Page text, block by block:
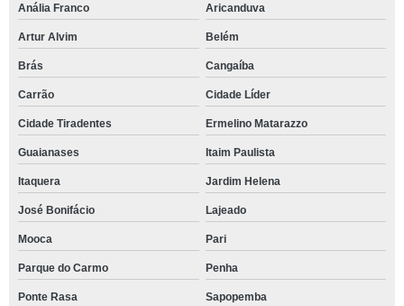
Anália Franco
Aricanduva
Artur Alvim Belém
Brás Cangaíba
Carrão Cidade Líder
Cidade Tiradentes Ermelino Matarazzo
Guaianases Itaim Paulista
Itaquera Jardim Helena
José Bonifácio Lajeado
Mooca Pari
Parque do Carmo Penha
Ponte Rasa Sapopemba